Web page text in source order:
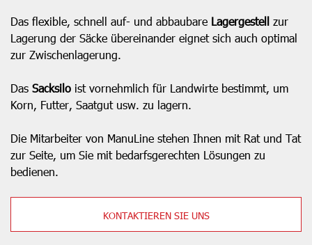
Das flexible, schnell auf- und abbaubare Lagergestell zur
Lagerung der Säcke übereinander eignet sich auch optimal
zur Zwischenlagerung.
Das Sacksilo ist vornehmlich für Landwirte bestimmt, um
Korn, Futter, Saatgut usw. zu lagern.
Die Mitarbeiter von ManuLine stehen Ihnen mit Rat und Tat
zur Seite, um Sie mit bedarfsgerechten Lösungen zu
bedienen.
KONTAKTIEREN SIE UNS